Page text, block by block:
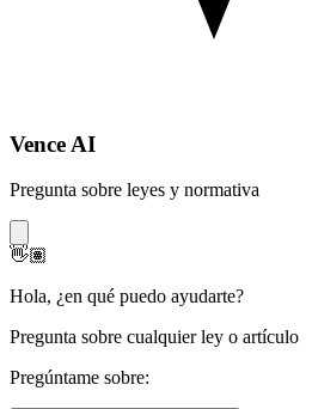
Vence AI
Pregunta sobre leyes y normativa
👋🏽
Hola, ¿en qué puedo ayudarte?
Pregunta sobre cualquier ley o artículo
Pregúntame sobre: